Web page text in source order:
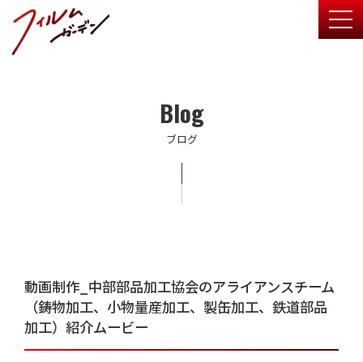
Blog
ブログ
動画制作_中部部品加工協会のアライアンスチーム
（鋳物加工、小物量産加工、製缶加工、鉄道部品
加工）紹介ムービー